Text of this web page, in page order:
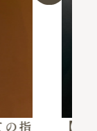
N様「彼